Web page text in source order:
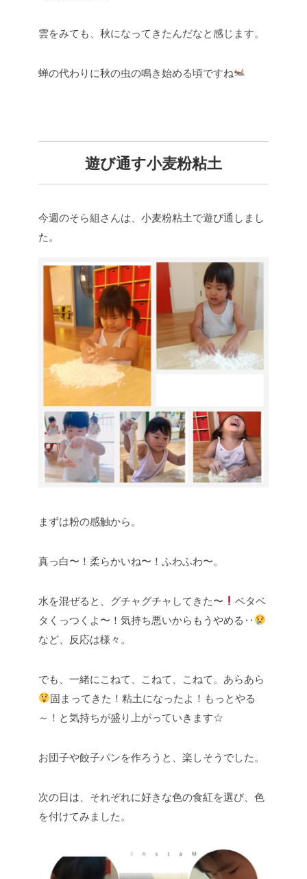
雲をみても、秋になってきたんだなと感じます。
蝉の代わりに秋の虫の鳴き始める頃ですね
遊び通す小麦粉粘土
今週のそら組さんは、小麦粉粘土で遊び通しまし
た。
まずは粉の感触から。
真っ白〜！柔らかいね〜！ふわふわ〜。
水を混ぜると、グチャグチャしてきた〜
ベタベ
タくっつくよ〜！気持ち悪いからもうやめる‥
など、反応は様々。
でも、一緒にこねて、こねて、こねて。あらあら
固まってきた！粘土になったよ！もっとやる
～！と気持ちが盛り上がっていきます☆
お団子や餃子パンを作ろうと、楽しそうでした。
次の日は、それぞれに好きな色の食紅を選び、色
を付けてみました。